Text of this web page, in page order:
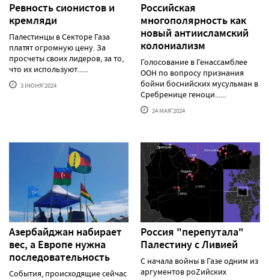
Ревность сионистов и
кремляди
Палестинцы в Секторе Газа
платят огромную цену. За
просчеты своих лидеров, за то,
что их используют......
3 ИЮНЯ'2024
Российская
многополярность как
новый антиисламский
колониализм
Голосование в Генассамблее
ООН по вопросу признания
бойни боснийских мусульман в
Сребренице геноци......
24 МАЯ'2024
Азербайджан набирает
вес, а Европе нужна
последовательность
События, происходящие сейчас
Россия "перепутала"
Палестину с Ливией
С начала войны в Газе одним из
аргументов роZийских